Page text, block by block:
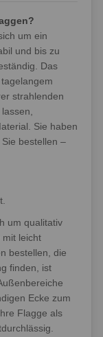
um ein
und bis zu
Das
strahlenden
Sie haben
bestellen –
um qualitativ
mit leicht
bestellen, die
finden, ist
Ecke zum
Flagge als